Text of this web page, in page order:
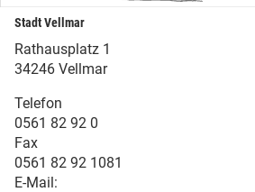
Stadt Vellmar
Rathausplatz 1
34246 Vellmar
Telefon
0561 82 92 0
Fax
0561 82 92 1081
E-Mail: